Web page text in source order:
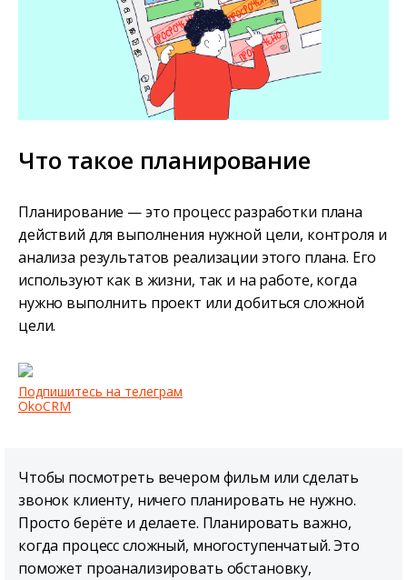
Что такое планирование
Планирование — это процесс разработки плана
действий для выполнения нужной цели, контроля и
анализа результатов реализации этого плана. Его
используют как в жизни, так и на работе, когда
нужно выполнить проект или добиться сложной
цели.
Подпишитесь на телеграм
OkoCRM
Чтобы посмотреть вечером фильм или сделать
звонок клиенту, ничего планировать не нужно.
Просто берёте и делаете. Планировать важно,
когда процесс сложный, многоступенчатый. Это
поможет проанализировать обстановку,